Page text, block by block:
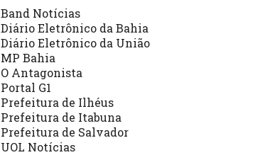
congelamento de
Band Notícias
Diário Eletrônico da Bahia
Diário Eletrônico da União
MP Bahia
O Antagonista
Portal G1
Prefeitura de Ilhéus
Prefeitura de Itabuna
Prefeitura de Salvador
UOL Notícias